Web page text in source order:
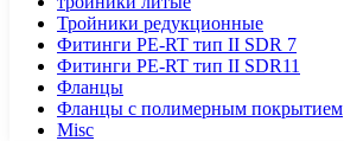
Тройники редукционные
Фитинги PE-RT тип II SDR 7
Фитинги PE-RT тип II SDR11
Фланцы
Фланцы с полимерным покрытием
Misc